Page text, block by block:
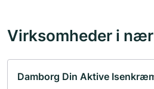
Virksomheder i
Damborg Din Aktive